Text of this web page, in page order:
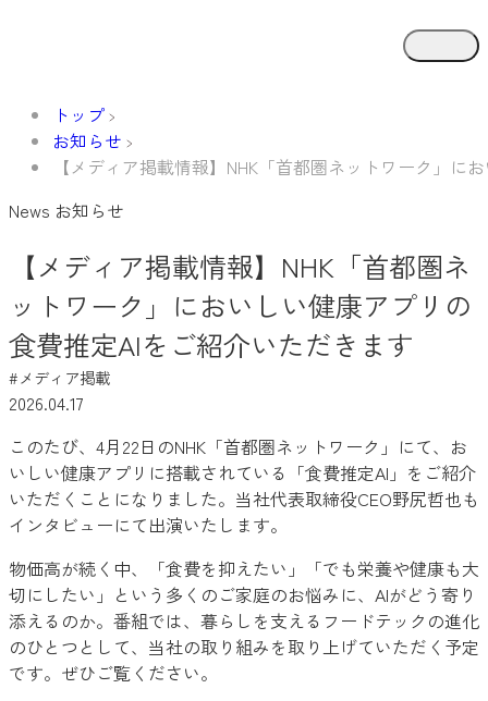
トップ
お知らせ
【メディア掲載情報】NHK「首都圏ネットワーク」
News お知らせ
【メディア掲載情報】NHK「首都圏ネ
ットワーク」においしい健康アプリの
食費推定AIをご紹介いただきます
#メディア掲載
2026.04.17
このたび、4月22日のNHK「首都圏ネットワーク」にて、お
いしい健康アプリに搭載されている「食費推定AI」をご紹介
いただくことになりました。当社代表取締役CEO野尻哲也も
インタビューにて出演いたします。
物価高が続く中、「食費を抑えたい」「でも栄養や健康も大
切にしたい」という多くのご家庭のお悩みに、AIがどう寄り
添えるのか。番組では、暮らしを支えるフードテックの進化
のひとつとして、当社の取り組みを取り上げていただく予定
です。ぜひご覧ください。